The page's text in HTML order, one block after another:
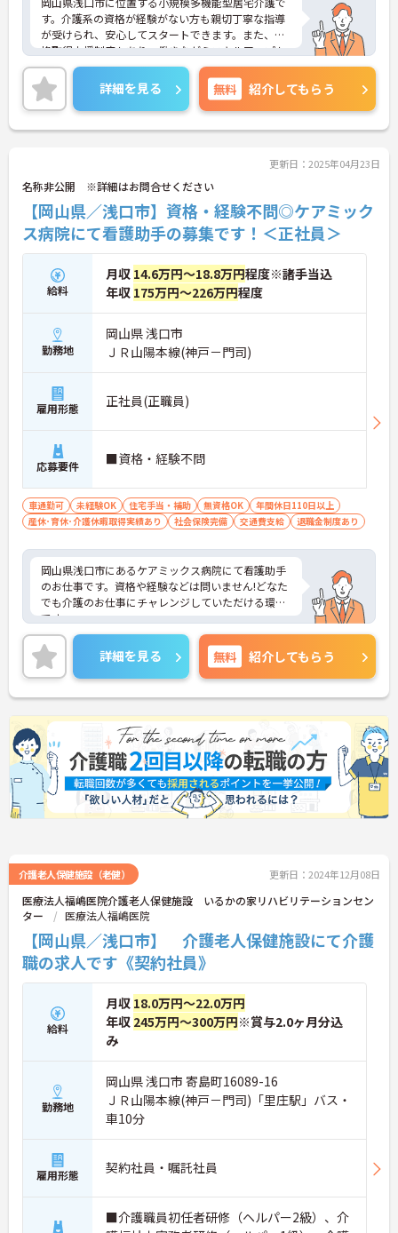
す。介護系の資格が経験がない方も親切丁寧な指導
が受けられ、安心してスタートできます。また、資
格取得支援制度もあり、働きながらスキルアップも
目指す。年間休日は少なめですが、希望休の考慮も
あり、また、長期休暇も相談可能です。ご興味のあ
る方には、面接対策ポイントなど、さらに詳細をお
話しいたしますのでお気軽にご相談ください！
詳細を見る 無料 紹介してもらう
更新日：2025年04月23日
名称非公開 ※詳細はお問合せください
【岡山県／浅口市】資格・経験不問◎ケアミック
ス病院にて看護助手の募集です！＜正社員＞
給料
月収 14.6万円～18.8万円程度※諸手当込
年収 175万円～226万円程度
勤務地
岡山県 浅口市
ＪＲ山陽本線(神戸－門司)
雇用形態 正社員(正職員)
応募要件 ■資格・経験不問
車通勤可 未経験OK 住宅手当・補助 無資格OK
年間休日110日以上
産休･育休･介護休暇取得実績あり
社会保険完備 交通費支給 退職金制度あり
岡山県浅口市にあるケアミックス病院にて看護助手
のお仕事です。資格や経験などは問いません!どなた
でも介護のお仕事にチャレンジしていただける環境
です。
ご興味ある方には、面接対策ポイントなど、さらに
詳細をお話しいたしますのでお気軽にご相談くださ
い。
詳細を見る 無料 紹介してもらう
介護老人保健施設（老健） 更新日：2024年12月08日
医療法人福嶋医院介護老人保健施設 いるかの家リハビリテーションセン
ター
医療法人福嶋医院
【岡山県／浅口市】 介護老人保健施設にて介護
職の求人です《契約社員》
給料
月収 18.0万円～22.0万円
年収 245万円～300万円※賞与2.0ヶ月分込
み
勤務地
岡山県 浅口市 寄島町16089-16
ＪＲ山陽本線(神戸－門司)「里庄駅」バス・
車10分
雇用形態 契約社員・嘱託社員
■介護職員初任者研修（ヘルパー2級）、介